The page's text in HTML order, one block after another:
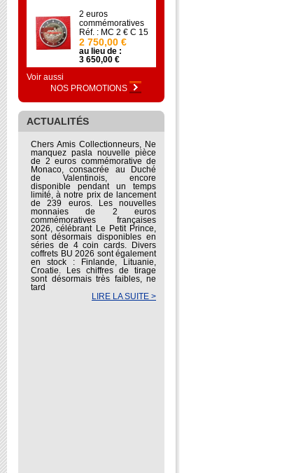
2 euros
commémoratives
Réf. : MC 2 € C 15
2 750,00 €
au lieu de :
3 650,00 €
Voir aussi
NOS PROMOTIONS
ACTUALITÉS
Chers Amis Collectionneurs, Ne
manquez pasla nouvelle pièce
de 2 euros commémorative de
Monaco, consacrée au Duché
de Valentinois, encore
disponible pendant un temps
limité, à notre prix de lancement
de 239 euros. Les nouvelles
monnaies de 2 euros
commémoratives françaises
2026, célébrant Le Petit Prince,
sont désormais disponibles en
séries de 4 coin cards. Divers
coffrets BU 2026 sont également
en stock : Finlande, Lituanie,
Croatie. Les chiffres de tirage
sont désormais très faibles, ne
tard
LIRE LA SUITE >